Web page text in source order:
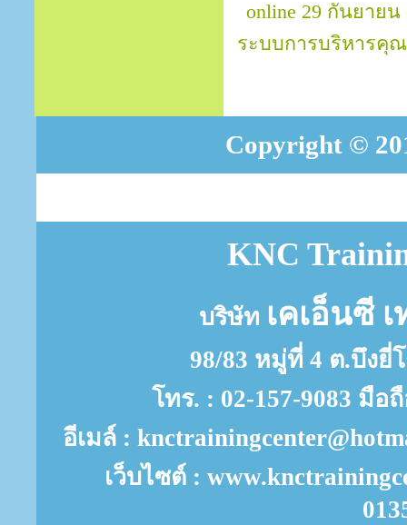
online 29 กันยายน
ระบบการบริหารคุณ
Copyright ©
KNC
บริษัท เคเอ็นซี
98/83 หมู่ที่ 4 ต.บึงยี่
โทร. : 02-157-9083 มือ
อีเมล์ :
เว็บไซต์ :